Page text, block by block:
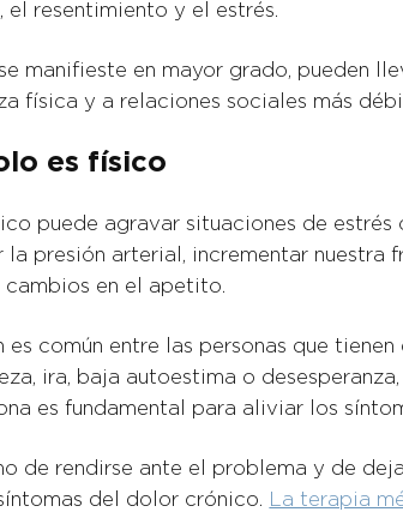
el resentimiento y el estrés.
manifieste en mayor grado, pueden
física y a relaciones sociales más
es físico
puede agravar situaciones de
la presión arterial, incrementar
en el apetito.
es común entre las personas que
ira, baja autoestima o
es fundamental para aliviar los
de rendirse ante el problema y de
del dolor crónico. La terapia